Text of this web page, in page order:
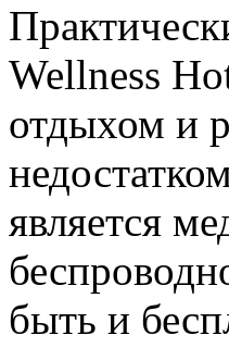
Wellness
отдыхом и
является
быть и